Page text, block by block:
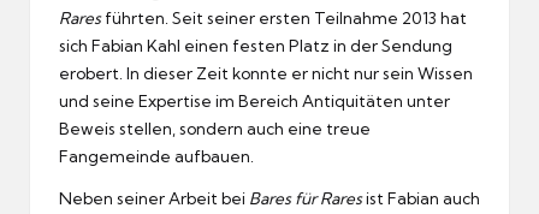
Raresführten. Seit seiner ersten Teilnahme 2013 hat
sich Fabian Kahl einen festen Platz in der Sendung
erobert. In dieser Zeit konnte er nicht nur sein Wissen
und seine Expertise im Bereich Antiquitäten unter
Beweis stellen, sondern auch eine treue
Fangemeinde aufbauen.
Neben seiner Arbeit bei Bares für Raresist Fabian auch